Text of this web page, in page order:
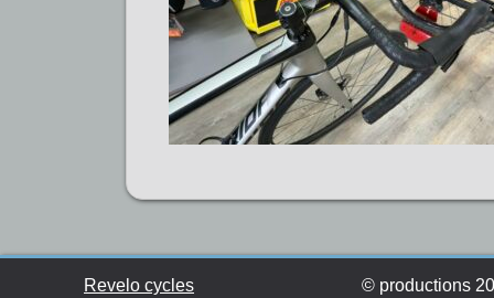
Revelo cycles © productions